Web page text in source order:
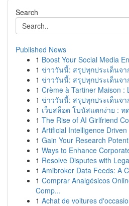
Search
Published News
1 Boost Your Social Media
1 ข่าววันนี้: สรุปทุกประเด็นจ
1 ข่าววันนี้: สรุปทุกประเด็นจ
1 Crème à Tartiner Maison :
1 ข่าววันนี้: สรุปทุกประเด็นจ
1 เว็บสล็อต โบนัสแตกง่าย : ท
1 The Rise of AI Girlfriend
1 Artificial Intelligence
1 Gain Your Research
1 Ways to Enhance
1 Resolve Disputes with
1 Amibroker Data Feeds: A
1 Comprar Analgésicos
Comp...
1 Achat de voitures